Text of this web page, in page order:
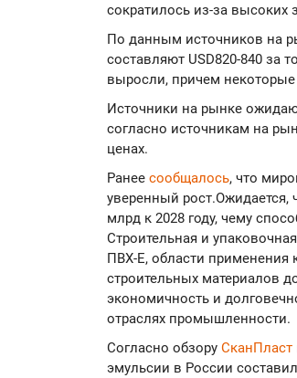
сократилось из-за высоких
По данным источников на
составляют USD820-840 за
выросли, причем некоторые
Источники на рынке
согласно источникам на
ценах.
Ранее сообщалось, что
уверенный рост.Ожидается,
млрд к 2028 году, чему
Строительная и
ПВХ-Е, области применения
строительных материалов
экономичность и
отраслях промышленности.
Согласно обзору СканПласт
эмульсии в России